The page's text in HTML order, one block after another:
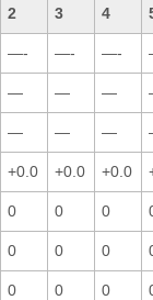
2 3 4
—- —- —-
— — —
— — —
+0.0 +0.0 +0.0
0 0 0
0 0 0
0 0 0